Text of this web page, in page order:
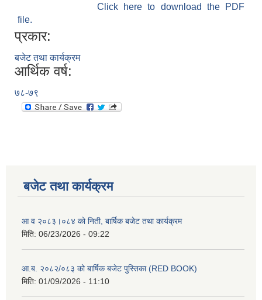
Click here to download the PDF
file.
प्रकार:
बजेट तथा कार्यक्रम
आर्थिक वर्ष:
७८-७९
बजेट तथा कार्यक्रम
आ व २०८३।०८४ को निती, बार्षिक बजेट तथा कार्यक्रम
मिति: 06/23/2026 - 09:22
आ.ब. २०८२/०८३ को बार्षिक बजेट पुस्तिका (RED BOOK)
मिति: 01/09/2026 - 11:10